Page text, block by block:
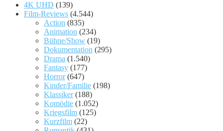
4K UHD (139)
Film-Reviews (4.544)
Action (835)
Animation (234)
Bühne/Show (19)
Dokumentation (295)
Drama (1.540)
Fantasy (177)
Horror(647)
Kinder/Familie (198)
Klassiker(188)
Komödie (1.052)
Kriegsfilm (125)
Kurzfilm (22)